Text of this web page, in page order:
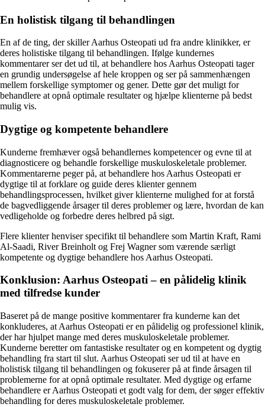
En holistisk tilgang til behandlingen
En af de ting, der skiller Aarhus Osteopati ud fra andre klinikker, er
deres holistiske tilgang til behandlingen. Ifølge kundernes
kommentarer ser det ud til, at behandlere hos Aarhus Osteopati tager
en grundig undersøgelse af hele kroppen og ser på sammenhængen
mellem forskellige symptomer og gener. Dette gør det muligt for
behandlere at opnå optimale resultater og hjælpe klienterne på bedst
mulig vis.
Dygtige og kompetente behandlere
Kunderne fremhæver også behandlernes kompetencer og evne til at
diagnosticere og behandle forskellige muskuloskeletale problemer.
Kommentarerne peger på, at behandlere hos Aarhus Osteopati er
dygtige til at forklare og guide deres klienter gennem
behandlingsprocessen, hvilket giver klienterne mulighed for at forstå
de bagvedliggende årsager til deres problemer og lære, hvordan de kan
vedligeholde og forbedre deres helbred på sigt.
Flere klienter henviser specifikt til behandlere som Martin Kraft, Rami
Al-Saadi, River Breinholt og Frej Wagner som værende særligt
kompetente og dygtige behandlere hos Aarhus Osteopati.
Konklusion: Aarhus Osteopati – en pålidelig klinik
med tilfredse kunder
Baseret på de mange positive kommentarer fra kunderne kan det
konkluderes, at Aarhus Osteopati er en pålidelig og professionel klinik,
der har hjulpet mange med deres muskuloskeletale problemer.
Kunderne beretter om fantastiske resultater og en kompetent og dygtig
behandling fra start til slut. Aarhus Osteopati ser ud til at have en
holistisk tilgang til behandlingen og fokuserer på at finde årsagen til
problemerne for at opnå optimale resultater. Med dygtige og erfarne
behandlere er Aarhus Osteopati et godt valg for dem, der søger effektiv
behandling for deres muskuloskeletale problemer.